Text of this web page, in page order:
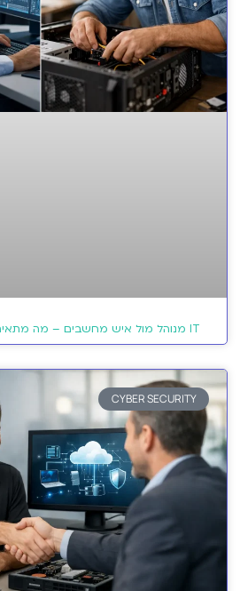
IT מנוהל מול איש מחשבים – מה מתאים לעסק?
CYBER SECURITY